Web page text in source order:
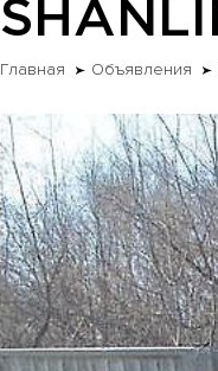
Главная Объявления